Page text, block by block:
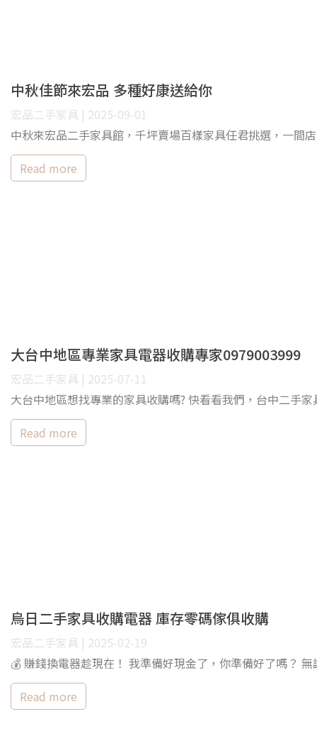
中秋佳節來宏品 多種好康送給你
宏品二手家具 | 2025-09-01
中秋來宏品二手家具館，千坪賣場百樣家具任君挑選，一
Read more
大台中地區專業家具電器收購專家0979003999
宏品二手家具 | 2025-07-11
大台中地區想找專業的家具收購嗎? 快看看我們，台中二手
Read more
烏日二手家具收購電器 庫存零碼傢俱收購
宏品二手家具 | 2025-02-19
💰 賺錢換電器趁現在！ 我準備好現金了，你準備好了嗎？
Read more